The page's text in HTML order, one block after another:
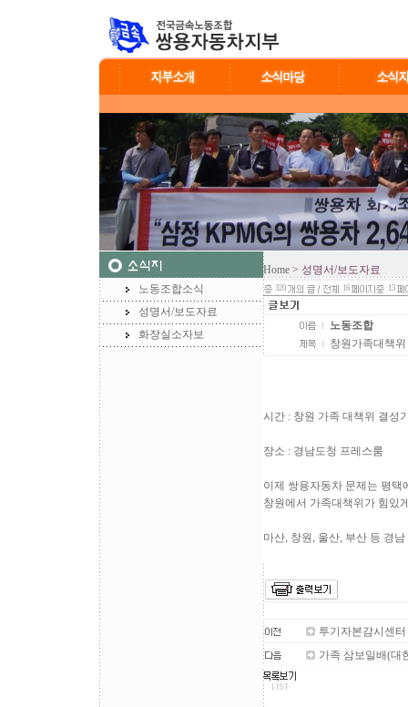
노동조합소식
성명서/보도자료
화장실소자보
Home > 성명서/보도자료
320 16 13
노동조합
창원가족대책
시간 : 창원 가족 대책위 결성
장소 : 경남도청 프레스룸
이제 쌍용자동차 문제는 평택
창원에서 가족대책위가 힘있
마산, 창원, 울산, 부산 등 경
투기자본감시센
가족 삼보일배(대